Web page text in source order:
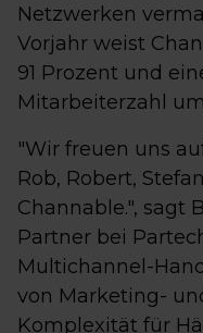
Netzwerken
Vorjahr weist
91 Prozent und
Mitarbeiterzahl
"Wir freuen uns
Rob, Robert,
Channable.", sagt
Partner bei
Multichannel-
von Marketing-
Komplexität für